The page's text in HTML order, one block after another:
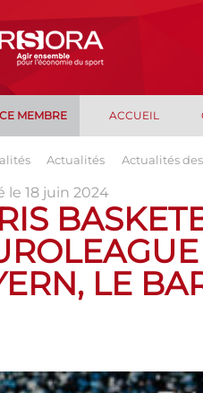
MEMBRE ACCUEIL
Actualités Actualités
le 18 juin 2024
LE